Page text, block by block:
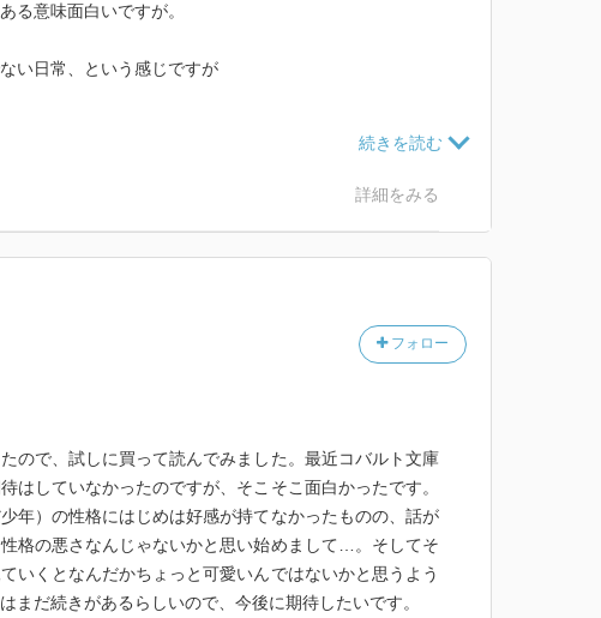
る意味面白いですが。
い日常、という感じですが
詳細をみる
フォロー
ので、試しに買って読んでみました。最近コバルト文庫
はしていなかったのですが、そこそこ面白かったです。
年）の性格にはじめは好感が持てなかったものの、話が
格の悪さなんじゃないかと思い始めまして…。そしてそ
いくとなんだかちょっと可愛いんではないかと思うよう
まだ続きがあるらしいので、今後に期待したいです。